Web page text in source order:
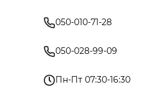
050-010-71-28
050-028-99-09
Пн-Пт 07:30-16:30